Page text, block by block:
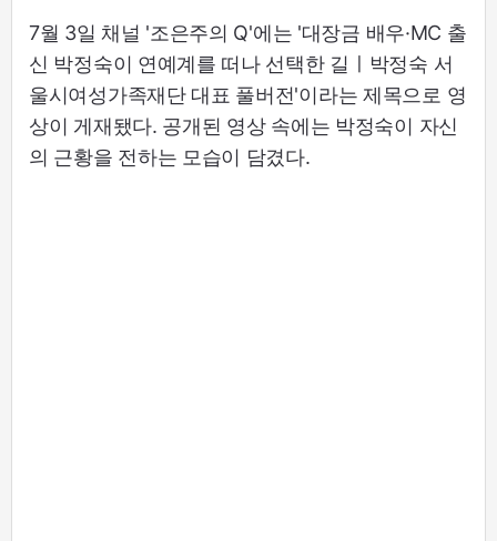
7월 3일 채널 '조은주의 Q'에는 '대장금 배우·MC 출
신 박정숙이 연예계를 떠나 선택한 길ㅣ박정숙 서
울시여성가족재단 대표 풀버전'이라는 제목으로 영
상이 게재됐다. 공개된 영상 속에는 박정숙이 자신
의 근황을 전하는 모습이 담겼다.